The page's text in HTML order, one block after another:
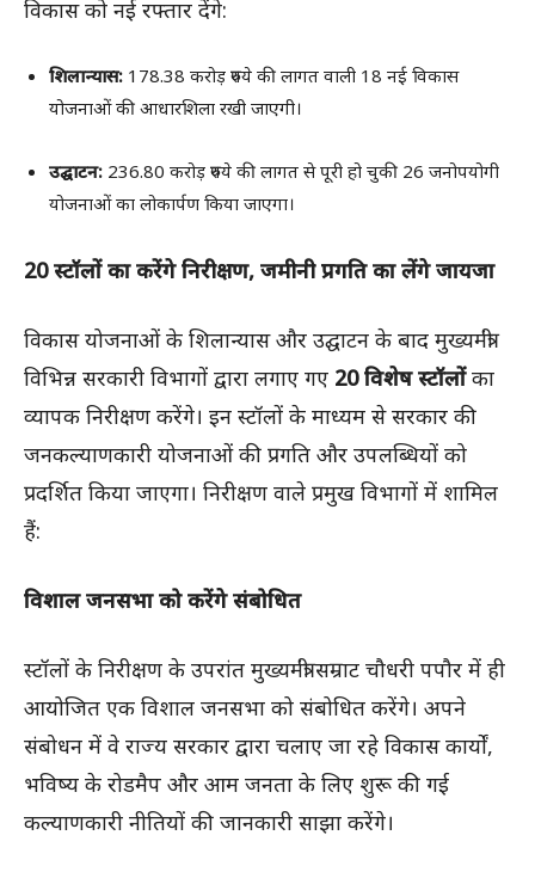
विकास को नई रफ्तार देंगे:
शिलान्यास: 178.38 करोड़ रुपये की लागत वाली 18 नई विकास
योजनाओं की आधारशिला रखी जाएगी।
उद्घाटन: 236.80 करोड़ रुपये की लागत से पूरी हो चुकी 26 जनोपयोगी
योजनाओं का लोकार्पण किया जाएगा।
20 स्टॉलों का करेंगे निरीक्षण, जमीनी प्रगति का लेंगे जायजा
विकास योजनाओं के शिलान्यास और उद्घाटन के बाद मुख्यमंत्री
विभिन्न सरकारी विभागों द्वारा लगाए गए 20 विशेष स्टॉलोंका
व्यापक निरीक्षण करेंगे। इन स्टॉलों के माध्यम से सरकार की
जनकल्याणकारी योजनाओं की प्रगति और उपलब्धियों को
प्रदर्शित किया जाएगा। निरीक्षण वाले प्रमुख विभागों में शामिल
हैं:
विशाल जनसभा को करेंगे संबोधित
स्टॉलों के निरीक्षण के उपरांत मुख्यमंत्री सम्राट चौधरी पपौर में ही
आयोजित एक विशाल जनसभा को संबोधित करेंगे। अपने
संबोधन में वे राज्य सरकार द्वारा चलाए जा रहे विकास कार्यों,
भविष्य के रोडमैप और आम जनता के लिए शुरू की गई
कल्याणकारी नीतियों की जानकारी साझा करेंगे।